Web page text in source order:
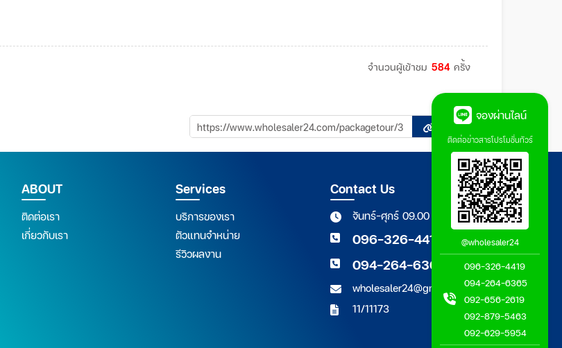
จำนวนผู้เข้าชม 584 ครั้ง
Copy
ABOUT
ติดต่อเรา
เกี่ยวกับเรา
Services
บริการของเรา
ตัวแทนจำหน่าย
รีวิวผลงาน
Contact Us
จันทร์-ศุกร์ 09.00 - 18.00 น.
096-326-4419
094-264-6365
wholesaler24@gmail.com
11/11173
จองผ่านไลน์
ติดต่อข่าวสารโปรโมชั่นทัวร์
@wholesaler24
096-326-4419
094-264-6365
092-656-2619
092-879-5463
092-629-5954